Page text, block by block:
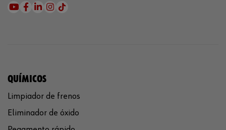
QUÍMICOS
Limpiador de frenos
Eliminador de óxido